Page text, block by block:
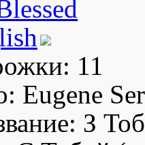
11
Eugene
З